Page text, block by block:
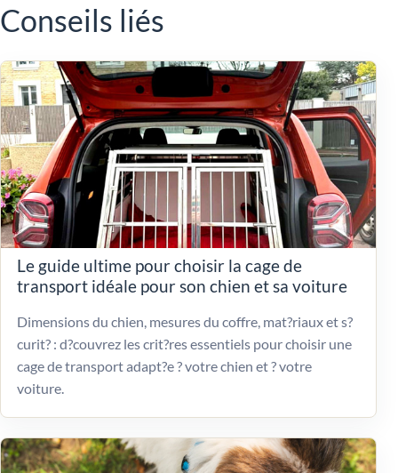
Conseils liés
Le guide ultime pour choisir la cage de
transport idéale pour son chien et sa voiture
Dimensions du chien, mesures du coffre, mat?riaux et s?
curit? : d?couvrez les crit?res essentiels pour choisir une
cage de transport adapt?e ? votre chien et ? votre
voiture.